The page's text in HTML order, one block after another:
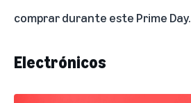
comprar durante este Prime Day.
Electrónicos